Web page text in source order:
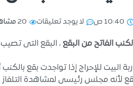
10:40 ص لا يوجد تعليقات 20
الفاتح من البقع ، البقع التى
البيت للإحراج إذا تواجدت بقع
لأنه مجلس رئيسى لمشاهدة